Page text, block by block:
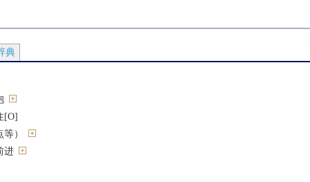
典
[O]
）
进